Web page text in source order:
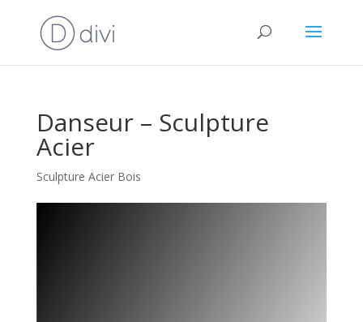
Danseur – Sculpture
Acier
Sculpture Acier Bois